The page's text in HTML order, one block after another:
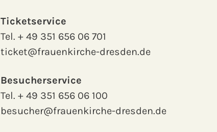
Ticketservice
Tel.+ 49 351 656 06 701
ticket@frauenkirche-dresden.de
Besucherservice
Tel.+ 49 351 656 06 100
besucher@frauenkirche-dresden.de